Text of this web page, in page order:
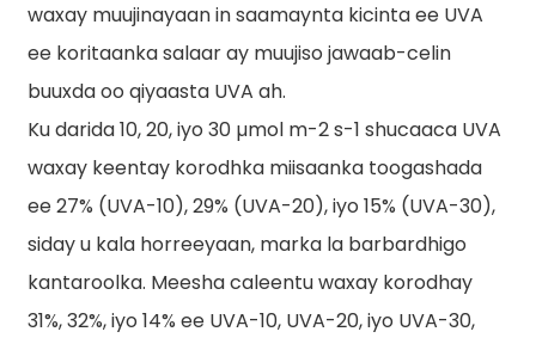
waxay muujinayaan in saamaynta kicinta ee UVA
ee koritaanka salaar ay muujiso jawaab-celin
buuxda oo qiyaasta UVA ah.
Ku darida 10, 20, iyo 30 µmol m-2 s-1 shucaaca UVA
waxay keentay korodhka miisaanka toogashada
ee 27% (UVA-10), 29% (UVA-20), iyo 15% (UVA-30),
siday u kala horreeyaan, marka la barbardhigo
kantaroolka. Meesha caleentu waxay korodhay
31%, 32%, iyo 14% ee UVA-10, UVA-20, iyo UVA-30,